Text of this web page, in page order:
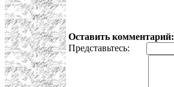
Оставить комментарий:
Представьтесь: